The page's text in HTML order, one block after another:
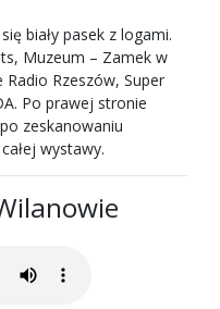
biały pasek z logami.
Muzeum – Zamek w
Radio Rzeszów, Super
Po prawej stronie
zeskanowaniu
wystawy.